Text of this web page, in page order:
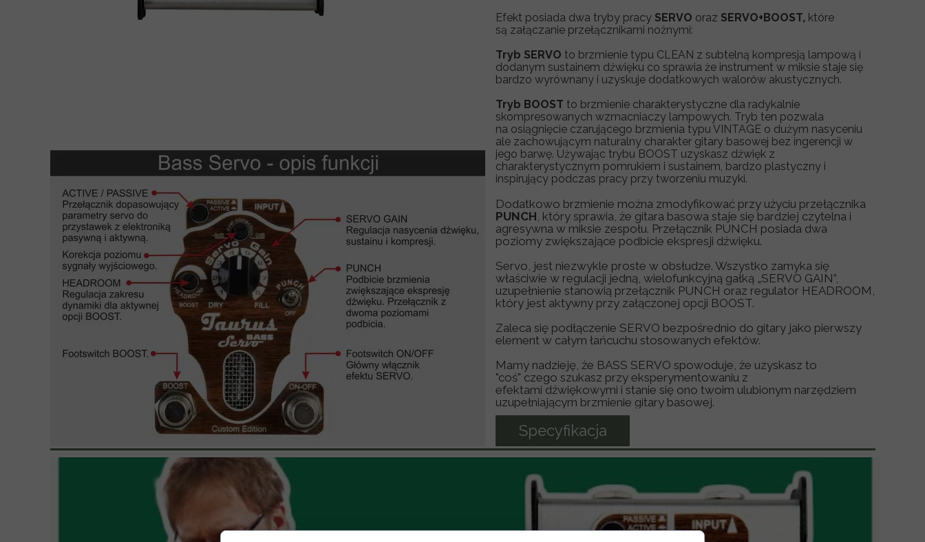
Specyfikacja
Efekt posiada dwa tryby pracy SERVO oraz SERVO+BOOST, które
są załączanie przełącznikami nożnymi:
Tryb SERVO to brzmienie typu CLEAN z subtelną kompresją lampową i
dodanym sustainem dźwięku co sprawia że instrument w miksie staje się
bardzo wyrównany i uzyskuje dodatkowych walorów akustycznych.
Tryb BOOST to brzmienie charakterystyczne dla radykalnie
skompresowanych wzmacniaczy lampowych. Tryb ten pozwala
na osiągnięcie czarującego brzmienia typu VINTAGE o dużym nasyceniu
ale zachowującym naturalny charakter gitary basowej bez ingerencji w
jego barwę. Używając trybu BOOST uzyskasz dźwięk z
charakterystycznym pomrukiem i sustainem, bardzo plastyczny i
inspirujący podczas pracy przy tworzeniu muzyki.
Dodatkowo brzmienie można zmodyfikować przy użyciu przełącznika
PUNCH, który sprawia, że gitara basowa staje się bardziej czytelna i
agresywna w miksie zespołu. Przełącznik PUNCH posiada dwa
poziomy zwiększające podbicie ekspresji dźwięku.
Servo, jest niezwykle proste w obsłudze. Wszystko zamyka się
właściwie w regulacji jedną, wielofunkcyjną gałką „SERVO GAIN”,
uzupełnienie stanowią przełącznik PUNCH oraz regulator HEADROOM,
który jest aktywny przy załączonej opcji BOOST.
Zaleca się podłączenie SERVO bezpośrednio do gitary jako pierwszy
element w całym łańcuchu stosowanych efektów.
Mamy nadzieję, że BASS SERVO spowoduje, że uzyskasz to
"coś" czego szukasz przy eksperymentowaniu z
efektami dźwiękowymi i stanie się ono twoim ulubionym narzędziem
uzupełniającym brzmienie gitary basowej.
SERVO-Mini MOD elektronika do gitary
TM-IINTEGRAL Stacked - elektronika do basu